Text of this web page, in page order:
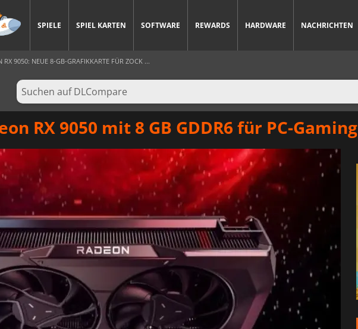
SPIELE SPIEL KARTEN SOFTWARE REWARDS HARDWARE NACHRICHTEN
RX 9050: NEUE 8-GB-GRAFIKKARTE FÜR ZOCK ...
RX 9050 mit 8 GB GDDR6 für PC-Gaming